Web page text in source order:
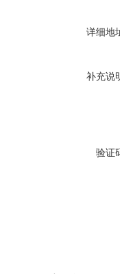
详细地
补充说
验证